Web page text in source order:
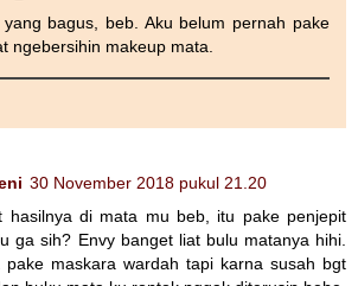
bagus, beb. Aku belum pernah pake
ngebersihin makeup mata.
30 November 2018 pukul 21.20
hasilnya di mata mu beb, itu pake penjepit
ga sih? Envy banget liat bulu matanya hihi.
pake maskara wardah tapi karna susah bgt